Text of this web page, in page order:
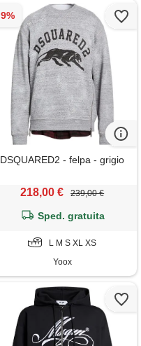
DSQUARED2 - felpa - grigio
218,00 € 239,00 €
Sped. gratuita
L M S XL XS
Yoox